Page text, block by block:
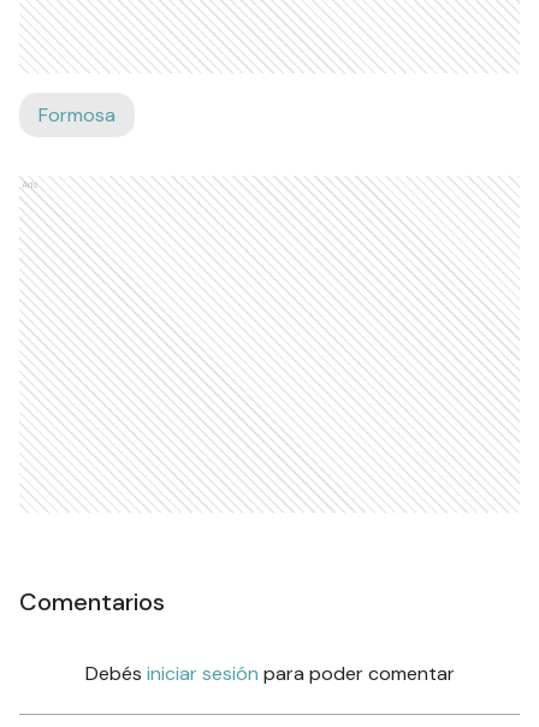
Formosa
Ads
Comentarios
Debés iniciar sesión para poder comentar